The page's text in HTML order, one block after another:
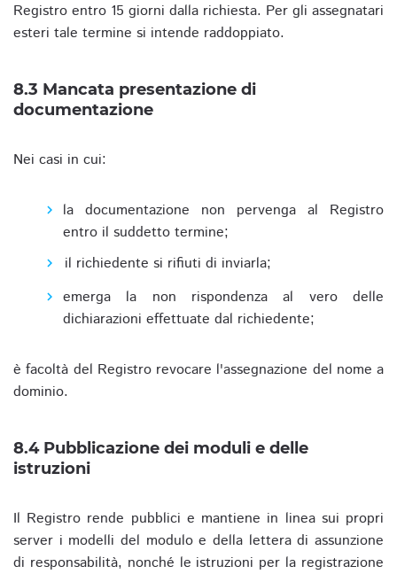
Registro entro 15 giorni dalla richiesta. Per gli assegnatari
esteri tale termine si intende raddoppiato.
8.3 Mancata presentazione di
documentazione
Nei casi in cui:
la documentazione non pervenga al Registro
entro il suddetto termine;
il richiedente si rifiuti di inviarla;
emerga la non rispondenza al vero delle
dichiarazioni effettuate dal richiedente;
è facoltà del Registro revocare l'assegnazione del nome a
dominio.
8.4 Pubblicazione dei moduli e delle
istruzioni
Il Registro rende pubblici e mantiene in linea sui propri
server i modelli del modulo e della lettera di assunzione
di responsabilità, nonché le istruzioni per la registrazione